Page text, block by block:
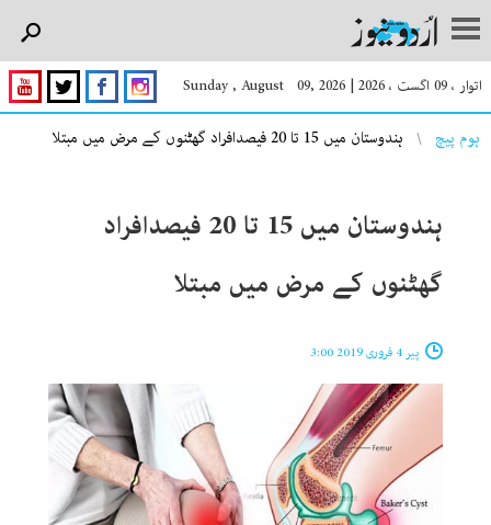
اتوار ، 09 اگست ، 2026 |
Sunday , August 09, 2026
You are here
ہوم پیچ ہندوستان میں 15 تا 20 فیصدافراد گھٹنوں کے مرض میں مبتلا
ہندوستان میں 15 تا 20 فیصدافراد
گھٹنوں کے مرض میں مبتلا
پیر 4 فروری 2019 3:00